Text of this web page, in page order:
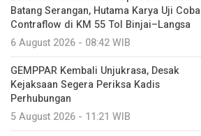
Batang Serangan, Hutama Karya Uji Coba
Contraflow di KM 55 Tol Binjai–Langsa
6 August 2026 - 08:42 WIB
GEMPPAR Kembali Unjukrasa, Desak
Kejaksaan Segera Periksa Kadis
Perhubungan
5 August 2026 - 11:21 WIB